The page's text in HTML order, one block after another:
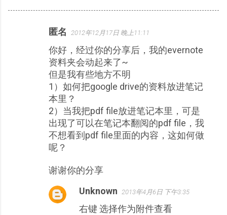
匿名 2012年12月17日 晚上11:11
你好，经过你的分享后，我的evernote
资料夹会动起来了~
但是我有些地方不明
1）如何把google drive的资料放进笔记
本里？
2）当我把pdf file放进笔记本里，可是
出现了可以在笔记本翻阅的pdf file，我
不想看到pdf file里面的内容，这如何做
呢？
谢谢你的分享
Unknown 2013年4月6日 下午3:35
右键 选择作为附件查看